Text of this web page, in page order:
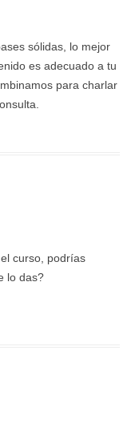
sólidas, lo mejor
es adecuado a tu
para charlar
curso, podrías
lo das?